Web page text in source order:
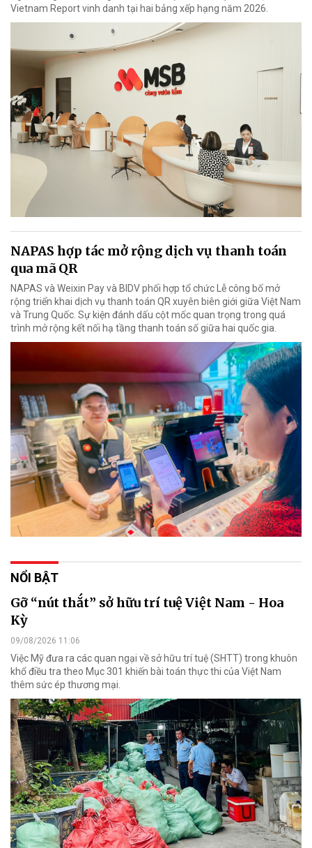
Vietnam Report vinh danh tại hai bảng xếp hạng năm 2026.
NAPAS hợp tác mở rộng dịch vụ thanh toán
qua mã QR
NAPAS và Weixin Pay và BIDV phối hợp tổ chức Lễ công bố mở
rộng triển khai dịch vụ thanh toán QR xuyên biên giới giữa Việt Nam
và Trung Quốc. Sự kiện đánh dấu cột mốc quan trọng trong quá
trình mở rộng kết nối hạ tầng thanh toán số giữa hai quốc gia.
NỔI BẬT
Gỡ “nút thắt” sở hữu trí tuệ Việt Nam - Hoa
Kỳ
09/08/2026 11:06
Việc Mỹ đưa ra các quan ngại về sở hữu trí tuệ (SHTT) trong khuôn
khổ điều tra theo Mục 301 khiến bài toán thực thi của Việt Nam
thêm sức ép thương mại.